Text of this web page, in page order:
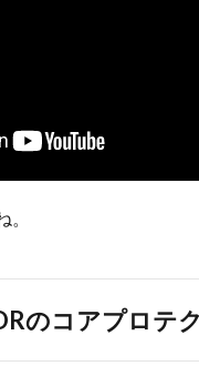
のコアプロテ